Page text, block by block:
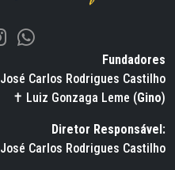
Fundadores
José Carlos Rodrigues Castilho
✝ Luiz Gonzaga Leme (Gino)
Diretor Responsável:
José Carlos Rodrigues Castilho